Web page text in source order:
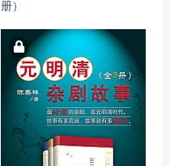
册）